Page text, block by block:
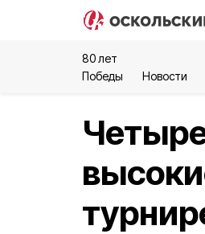
80 лет
Победы
Новости